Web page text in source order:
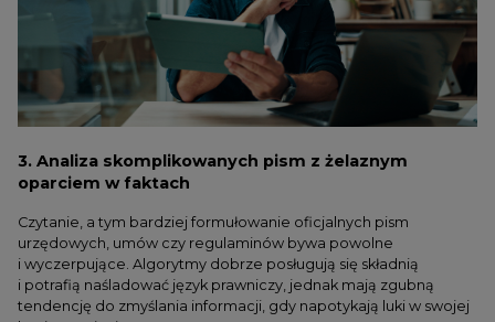
3. Analiza skomplikowanych pism z żelaznym
oparciem w faktach
Czytanie, a tym bardziej formułowanie oficjalnych pism
urzędowych, umów czy regulaminów bywa powolne
i wyczerpujące. Algorytmy dobrze posługują się składnią
i potrafią naśladować język prawniczy, jednak mają zgubną
tendencję do zmyślania informacji, gdy napotykają luki w swojej